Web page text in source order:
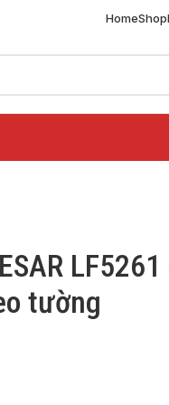
HomeShop
LF5261
tường